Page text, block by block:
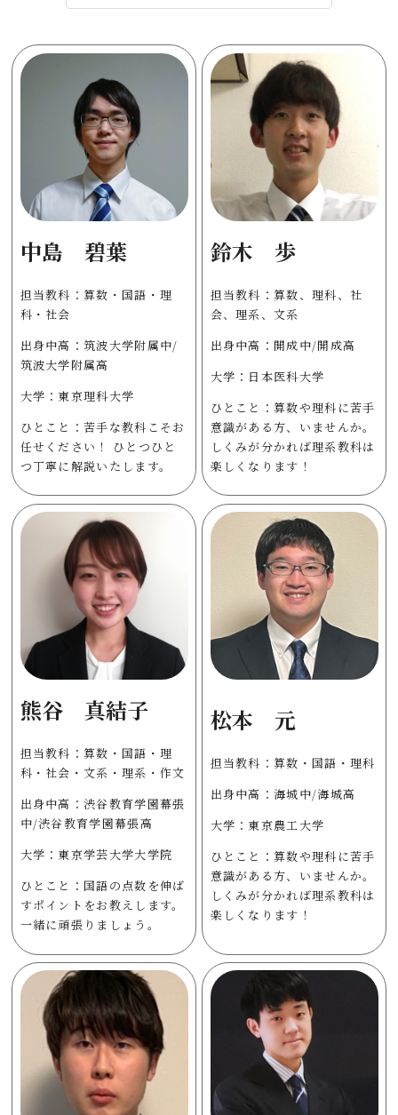
中島 碧葉
担当教科：算数・国語・理
科・社会
出身中高：筑波大学附属中/
筑波大学附属高
大学：東京理科大学
ひとこと：苦手な教科こそお
任せください！ ひとつひと
つ丁寧に解説いたします。
鈴木 歩
担当教科：算数、理科、社
会、理系、文系
出身中高：開成中/開成高
大学：日本医科大学
ひとこと：算数や理科に苦手
意識がある方、いませんか。
しくみが分かれば理系教科は
楽しくなります！
熊谷 真結子
担当教科：算数・国語・理
科・社会・文系・理系・作文
出身中高：渋谷教育学園幕張
中/渋谷教育学園幕張高
大学：東京学芸大学大学院
ひとこと：国語の点数を伸ば
すポイントをお教えします。
一緒に頑張りましょう。
松本 元
担当教科：算数・国語・理科
出身中高：海城中/海城高
大学：東京農工大学
ひとこと：算数や理科に苦手
意識がある方、いませんか。
しくみが分かれば理系教科は
楽しくなります！